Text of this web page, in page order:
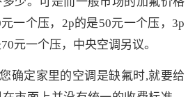
一个压，2p的是50元一个压，3p
元一个压，中央空调另议。
确定家里的空调是缺氟时,就要给